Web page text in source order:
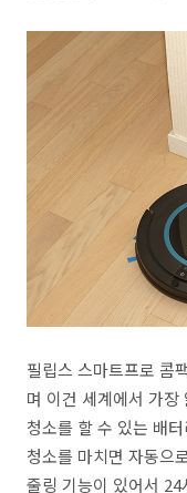
필립스 스마트프로 콤
며 이건 세계에서 가
청소를 할 수 있는 배
청소를 마치면 자동으
줄링 기능이 있어서